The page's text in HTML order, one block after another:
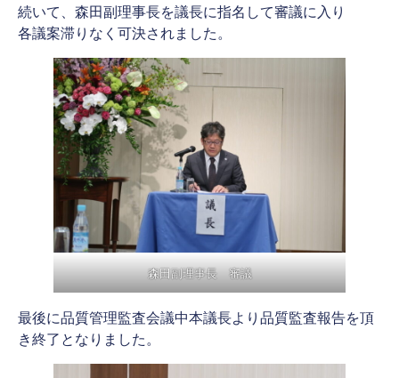
続いて、森田副理事長を議長に指名して審議に入り
各議案滞りなく可決されました。
森田副理事長 審議
最後に品質管理監査会議中本議長より品質監査報告を頂
き終了となりました。